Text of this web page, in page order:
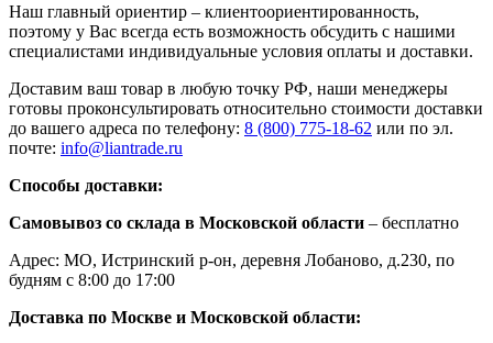
Наш главный ориентир – клиентоориентированность,
поэтому у Вас всегда есть возможность обсудить с нашими
специалистами индивидуальные условия оплаты и доставки.
Доставим ваш товар в любую точку РФ, наши менеджеры
готовы проконсультировать относительно стоимости доставки
до вашего адреса по телефону: 8 (800) 775-18-62 или по эл.
почте: info@liantrade.ru
Способы доставки:
Самовывоз со склада в Московской области – бесплатно
Адрес: МО, Истринский р-он, деревня Лобаново, д.230, по
будням с 8:00 до 17:00
Доставка по Москве и Московской области: